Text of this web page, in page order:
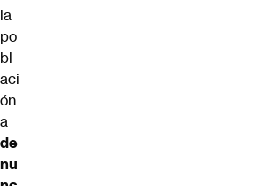
la
po
bl
aci
ón
a
de
nu